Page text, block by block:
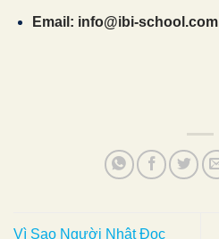
Email: info@ibi-school.com
Vì Sao Người Nhật Đọc